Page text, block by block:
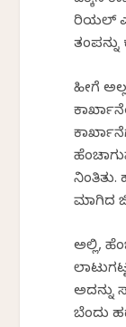
ರಿಯಲ್
ತಂಪನ್ನು
ಹೀಗೆ
ನಿಂತಿತು.
ಮಾಗಿದ
ಅಲ್ಲಿ,
ಅದನ್ನು
ಬೆಂದು